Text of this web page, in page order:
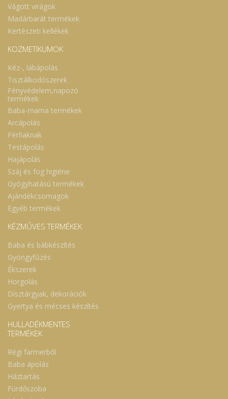
Vágott virágok
Madárbarát termékek
Kertészeti kellékek
KOZMETIKUMOK
Kéz-, lábápolás
Tisztálkodószerek
Fényvédelem,napozó
termékek
Baba-mama termékek
Arcápolás
Férfiaknak
Testápolás
Hajápolás
Száj és fog higiéne
Gyógyhatású termékek
Ajándékcsomagok
Egyéb termékek
KÉZMŰVES TERMÉKEK
Baba és bábkészítés
Gyöngyfűzés
Ékszerek
Horgolás
Dísztárgyak, dekorációk
Gyertya és mécses készítés
HULLADÉKMENTES
TERMÉKEK
Régi farmerből
Baba ápolás
Háztartás
Fürdőszoba